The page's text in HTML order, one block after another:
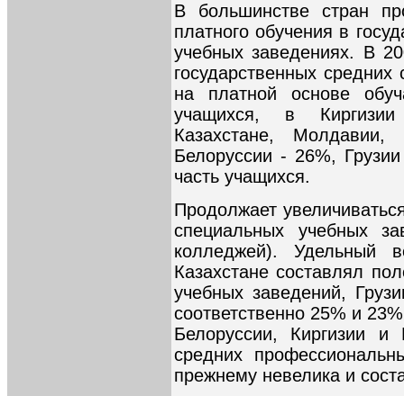
В большинстве стран
платного обучения в
учебных заведениях. В
государственных
на платной основе
учащихся, в
Казахстане,
Белоруссии - 26%,
часть учащихся.
Продолжает
специальных учебных
колледжей). Удельный
Казахстане составлял
учебных заведений,
соответственно 25% и
Белоруссии, Киргизии и
средних
прежнему невелика и